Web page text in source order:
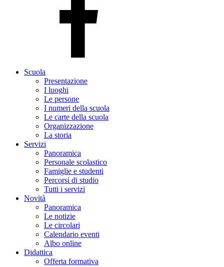
Scuola
Presentazione
I luoghi
Le persone
I numeri della scuola
Le carte della scuola
Organizzazione
La storia
Servizi
Panoramica
Personale scolastico
Famiglie e studenti
Percorsi di studio
Tutti i servizi
Novità
Panoramica
Le notizie
Le circolari
Calendario eventi
Albo online
Didattica
Offerta formativa